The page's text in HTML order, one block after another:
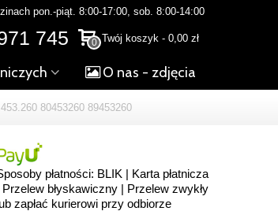
pon.-piąt. 8:00-17:00, sob. 8:00-14:00
0 Twój koszyk - 0,00 zł
745
O nas - zdjęcia
80453260 89453260
płatności: BLIK | Karta płatnicza
Przelew błyskawiczny | Przelew zwykły
zapłać kurierowi przy odbiorze